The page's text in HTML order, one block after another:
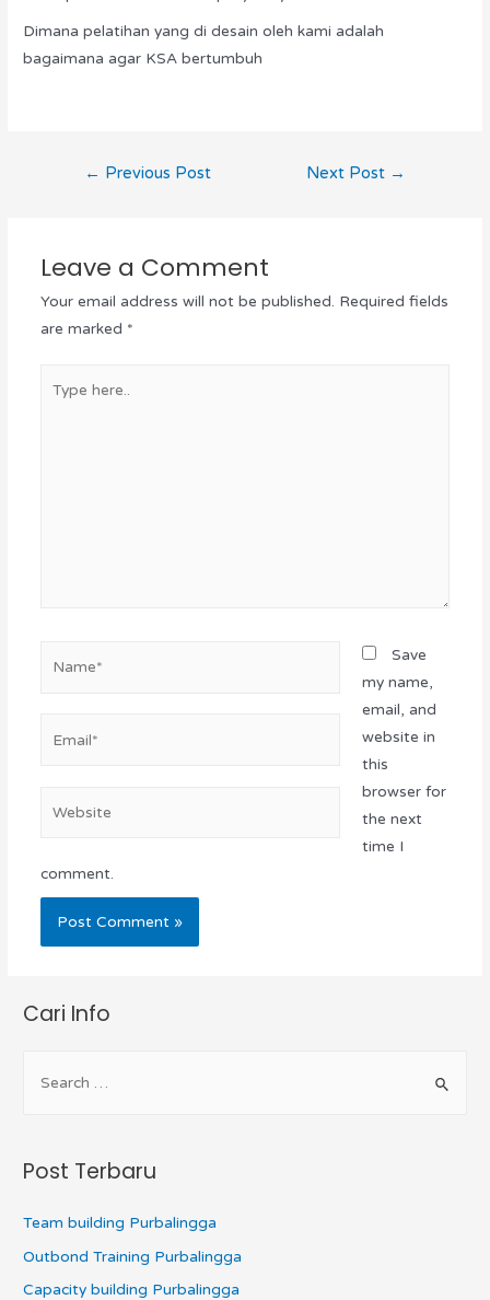
Dimana pelatihan yang di desain oleh kami adalah
bagaimana agar KSA bertumbuh
← Previous Post Next Post →
Leave a Comment
Your email address will not be published. Required fields
are marked *
Save
my name,
email, and
website in
this
browser for
the next
time I
comment.
Cari Info
Post Terbaru
Team building Purbalingga
Outbond Training Purbalingga
Capacity building Purbalingga